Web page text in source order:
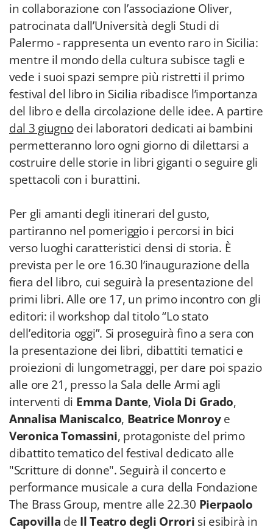
in collaborazione con l’associazione Oliver,
patrocinata dall’Università degli Studi di
Palermo - rappresenta un evento raro in Sicilia:
mentre il mondo della cultura subisce tagli e
vede i suoi spazi sempre più ristretti il primo
festival del libro in Sicilia ribadisce l’importanza
del libro e della circolazione delle idee. A partire
dal 3 giugnodei laboratori dedicati ai bambini
permetteranno loro ogni giorno di dilettarsi a
costruire delle storie in libri giganti o seguire gli
spettacoli con i burattini.
Per gli amanti degli itinerari del gusto,
partiranno nel pomeriggio i percorsi in bici
verso luoghi caratteristici densi di storia. È
prevista per le ore 16.30 l’inaugurazione della
fiera del libro, cui seguirà la presentazione del
primi libri. Alle ore 17, un primo incontro con gli
editori: il workshop dal titolo “Lo stato
dell’editoria oggi”. Si proseguirà fino a sera con
la presentazione dei libri, dibattiti tematici e
proiezioni di lungometraggi, per dare poi spazio
alle ore 21, presso la Sala delle Armi agli
interventi di Emma Dante,Viola Di Grado,
Annalisa Maniscalco, Beatrice Monroye
Veronica Tomassini, protagoniste del primo
dibattito tematico del festival dedicato alle
"Scritture di donne". Seguirà il concerto e
performance musicale a cura della Fondazione
The Brass Group, mentre alle 22.30 Pierpaolo
Capovilla de Il Teatro degli Orrori si esibirà in